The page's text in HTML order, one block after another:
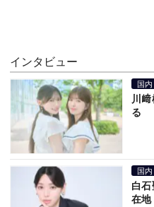
インタビュー
国
川
る
国
白
在地